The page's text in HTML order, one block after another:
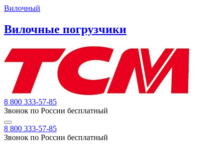
Вилочный
Вилочные погрузчики
8 800 333-57-85
Звонок по России бесплатный
8 800 333-57-85
Звонок по России бесплатный